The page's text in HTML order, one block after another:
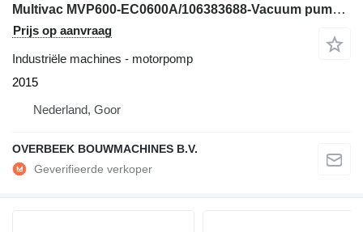
Multivac MVP600-EC0600A/106383688-Vacuum pump/Vaku
Prijs op aanvraag
Industriële machines - motorpomp
2015
Nederland, Goor
OVERBEEK BOUWMACHINES B.V.